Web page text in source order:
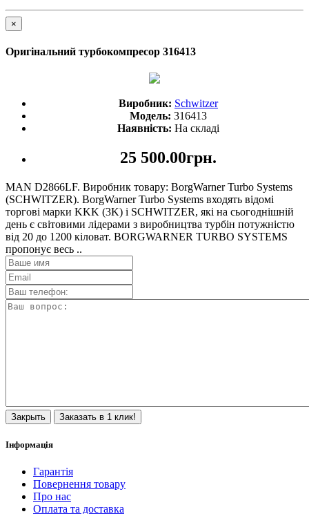
×
Оригінальний турбокомпресор 316413
Виробник: Schwitzer
Модель: 316413
Наявність: На складі
25 500.00грн.
MAN D2866LF. Виробник товару: BorgWarner Turbo Systems
(SCHWITZER). BorgWarner Turbo Systems входять відомі
торгові марки KKK (3K) і SCHWITZER, які на сьогоднішній
день є світовими лідерами з виробництва турбін потужністю
від 20 до 1200 кіловат. BORGWARNER TURBO SYSTEMS
пропонує весь ..
Закрыть Заказать в 1 клик!
Інформація
Гарантія
Повернення товару
Про нас
Оплата та доставка